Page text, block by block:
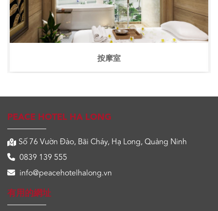
餐厅
PEACE HOTEL HA LONG
Số 76 Vườn Đào, Bãi Cháy, Hạ Long, Quảng Ninh
0839 139 555
info@peacehotelhalong.vn
有用的網址